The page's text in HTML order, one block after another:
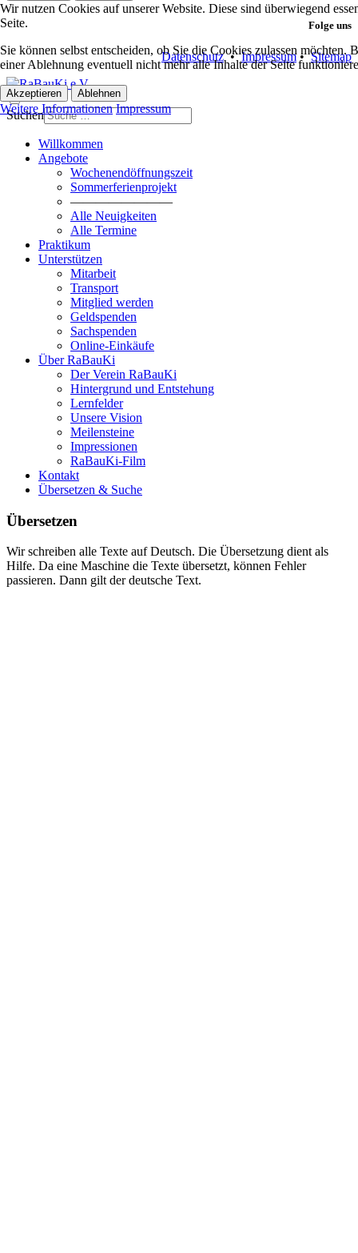
Folge uns
Datenschutz•Impressum•Sitemap
Suchen
Willkommen
Angebote
Wochenendöffnungszeit
Sommerferienprojekt
————————
Alle Neuigkeiten
Alle Termine
Praktikum
Unterstützen
Mitarbeit
Transport
Mitglied werden
Geldspenden
Sachspenden
Online-Einkäufe
Über RaBauKi
Der Verein RaBauKi
Hintergrund und Entstehung
Lernfelder
Unsere Vision
Meilensteine
Impressionen
RaBauKi-Film
Kontakt
Übersetzen & Suche
Übersetzen
Wir schreiben alle Texte auf Deutsch. Die Übersetzung dient als
Hilfe. Da eine Maschine die Texte übersetzt, können Fehler
passieren. Dann gilt der deutsche Text.
Wir nutzen Cookies auf unserer Website. Diese sind überwiegend
Seite.
Sie können selbst entscheiden, ob Sie die Cookies zulassen möchten.
einer Ablehnung eventuell nicht mehr alle Inhalte der Seite
Akzeptieren Ablehnen
Weitere Informationen Impressum